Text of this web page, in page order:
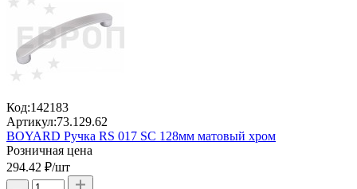
Код:142183
Артикул:73.129.62
BOYARD Ручка RS 017 SC 128мм матовый хром
Розничная цена
294.42 ₽/шт